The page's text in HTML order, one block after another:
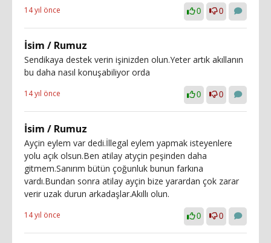
14 yıl önce 0 0
İsim / Rumuz
Sendikaya destek verin işinizden olun.Yeter artık akıllanın
bu daha nasıl konuşabiliyor orda
14 yıl önce 0 0
İsim / Rumuz
Ayçin eylem var dedi.İllegal eylem yapmak isteyenlere
yolu açık olsun.Ben atilay atyçin peşinden daha
gitmem.Sanırım bütün çoğunluk bunun farkına
vardı.Bundan sonra atilay ayçin bize yarardan çok zarar
verir uzak durun arkadaşlar.Akıllı olun.
14 yıl önce 0 0